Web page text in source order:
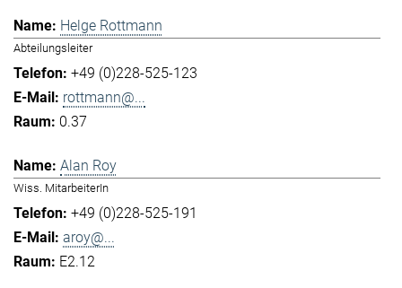
Helge Rottmann
Abteilungsleiter
+49 (0)228-525-123
rottmann@...
0.37
Alan Roy
Wiss. MitarbeiterIn
+49 (0)228-525-191
aroy@...
E2.12